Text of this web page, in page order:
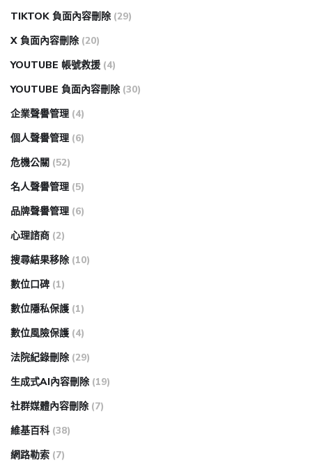
TIKTOK 負面內容刪除 (29)
X 負面內容刪除 (20)
YOUTUBE 帳號救援 (4)
YOUTUBE 負面內容刪除 (30)
企業聲譽管理 (4)
個人聲譽管理 (6)
危機公關 (52)
名人聲譽管理 (5)
品牌聲譽管理 (6)
心理諮商 (2)
搜尋結果移除 (10)
數位口碑 (1)
數位隱私保護 (1)
數位風險保護 (4)
法院紀錄刪除 (29)
生成式AI內容刪除 (19)
社群媒體內容刪除 (7)
維基百科 (38)
網路勒索 (7)